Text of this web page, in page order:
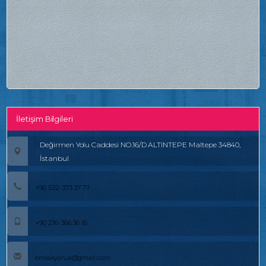
İletişim Bilgileri
Değirmen Yolu Caddesi NO.16/D ALTINTEPE Maltepe 34840,
İstanbul
+90 532-373 37 77
+90 216-366 36 16
emlakyoruk@gmail.com